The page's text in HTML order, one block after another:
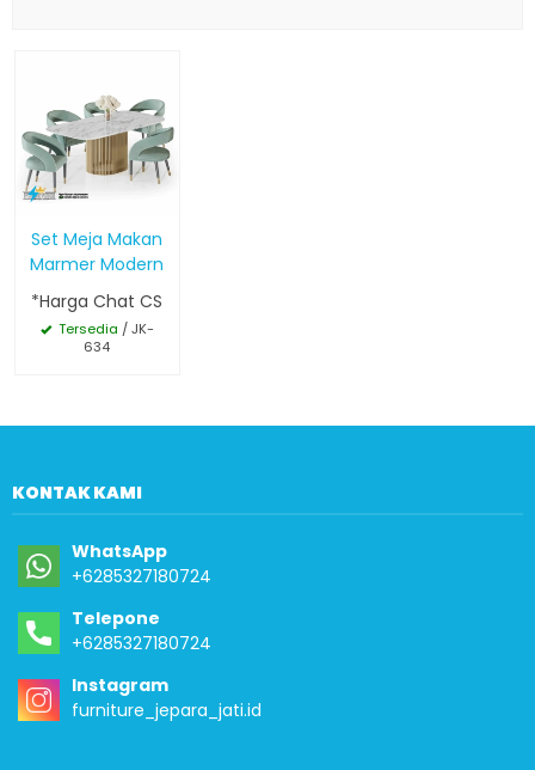
Set Meja Makan
Marmer Modern
*Harga Chat CS
Tersedia / JK-
634
KONTAK KAMI
WhatsApp
+6285327180724
Telepone
+6285327180724
Instagram
furniture_jepara_jati.id